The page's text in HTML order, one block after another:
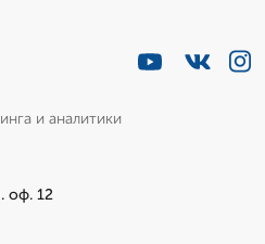
и аналитики
оф. 12